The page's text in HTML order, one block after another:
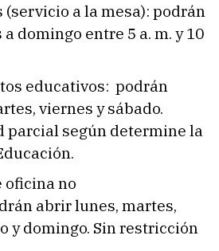
a la mesa): podrán
domingo entre 5 a. m. y 10
educativos: podrán
viernes y sábado.
parcial según determine la
oficina no
abrir lunes, martes,
y domingo. Sin restricción